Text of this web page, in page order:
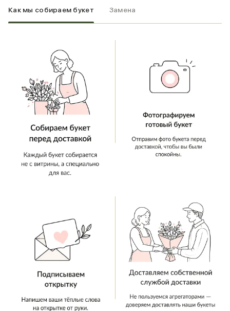
Как мы собираем букет Замена